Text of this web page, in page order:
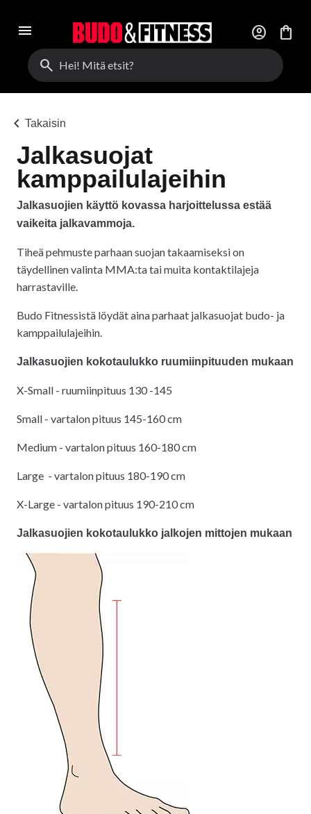
menu account_circle
shopping_bag
search
chevron_left Takaisin
Jalkasuojat
kamppailulajeihin
Jalkasuojien käyttö kovassa harjoittelussa estää
vaikeita jalkavammoja.
Tiheä pehmuste parhaan suojan takaamiseksi on
täydellinen valinta MMA:ta tai muita kontaktilajeja
harrastaville.
Budo Fitnessistä löydät aina parhaat jalkasuojat budo- ja
kamppailulajeihin.
Jalkasuojien kokotaulukko ruumiinpituuden mukaan
X-Small - ruumiinpituus 130 -145
Small - vartalon pituus 145-160 cm
Medium - vartalon pituus 160-180 cm
Large - vartalon pituus 180-190 cm
X-Large - vartalon pituus 190-210 cm
Jalkasuojien kokotaulukko jalkojen mittojen mukaan